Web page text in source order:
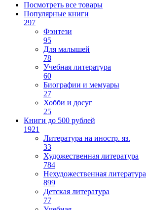
Посмотреть все товары
Популярные книги
297
Фэнтези
95
Для малышей
78
Учебная литература
60
Биографии и мемуары
27
Хобби и досуг
25
Книги до 500 рублей
1921
Литература на иностр. яз.
33
Художественная литература
784
Нехудожественная литература
899
Детская литература
77